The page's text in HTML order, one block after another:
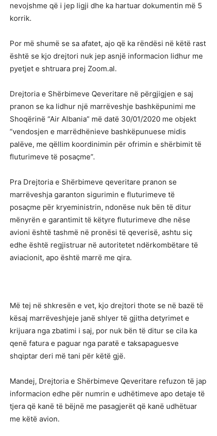
nevojshme që i jep ligji dhe ka hartuar dokumentin më 5
korrik.
Por më shumë se sa afatet, ajo që ka rëndësi në këtë rast
është se kjo drejtori nuk jep asnjë informacion lidhur me
pyetjet e shtruara prej Zoom.al.
Drejtoria e Shërbimeve Qeveritare në përgjigjen e saj
pranon se ka lidhur një marrëveshje bashkëpunimi me
Shoqërinë “Air Albania” më datë 30/01/2020 me objekt
“vendosjen e marrëdhënieve bashkëpunuese midis
palëve, me qëllim koordinimin për ofrimin e shërbimit të
fluturimeve të posaçme”.
Pra Drejtoria e Shërbimeve qeveritare pranon se
marrëveshja garanton sigurimin e fluturimeve të
posaçme për kryeministrin, ndonëse nuk bën të ditur
mënyrën e garantimit të këtyre fluturimeve dhe nëse
avioni është tashmë në pronësi të qeverisë, ashtu siç
edhe është regjistruar në autoritetet ndërkombëtare të
aviacionit, apo është marrë me qira.
Më tej në shkresën e vet, kjo drejtori thote se në bazë të
kësaj marrëveshjeje janë shlyer të gjitha detyrimet e
krijuara nga zbatimi i saj, por nuk bën të ditur se cila ka
qenë fatura e paguar nga paratë e taksapaguesve
shqiptar deri më tani për këtë gjë.
Mandej, Drejtoria e Shërbimeve Qeveritare refuzon të jap
informacion edhe për numrin e udhëtimeve apo detaje të
tjera që kanë të bëjnë me pasagjerët që kanë udhëtuar
me këtë avion.